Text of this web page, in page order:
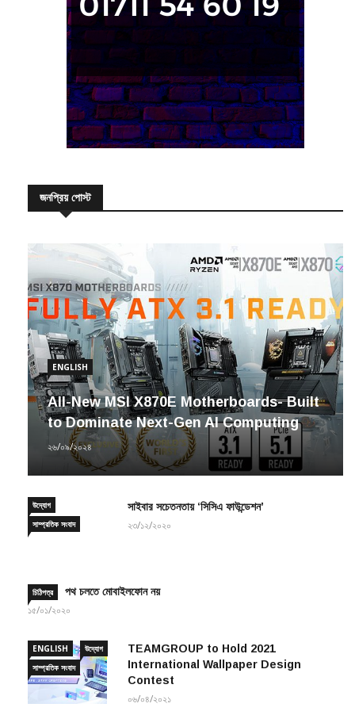
ENGLISH
All-New MSI X870E Motherboards- Built
to Dominate Next-Gen AI Computing
২৬/০৯/২০২৪
সাম্প্রতিক সংবাদ
২৩/১২/২০২০
১৫/০১/২০২০
সাম্প্রতিক সংবাদ
International Wallpaper Design
Contest
০৬/০৪/২০২১